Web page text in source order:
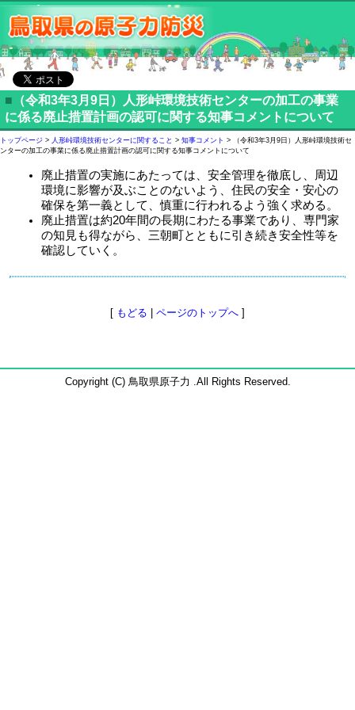
■ （令和3年3月9日）人形峠環境技術センターの加工の事業
に係る廃止措置計画の認可に関する知事コメントについて
トップページ > 人形峠環境技術センターに関すること > 知事コメント > （令和3年3月9日）人形峠環境技術セ
ンターの加工の事業に係る廃止措置計画の認可に関する知事コメントについて
廃止措置の実施にあたっては、安全管理を徹底し、周辺
環境に影響が及ぶことのないよう、住民の安全・安心の
確保を第一義として、慎重に行われるよう強く求める。
廃止措置は約20年間の長期にわたる事業であり、専門家
の知見も得ながら、三朝町とともに引き続き安全性等を
確認していく。
[ もどる ページのトップへ ]
Copyright (C) 鳥取県原子力 .All Rights Reserved.